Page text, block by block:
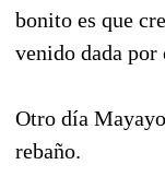
bonito es que
venido dada
Otro día
rebaño.